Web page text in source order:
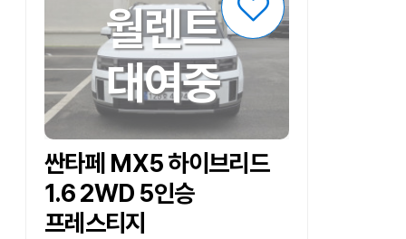
월렌트
대여중
싼타페 MX5 하이브리드
1.6 2WD 5인승
프레스티지